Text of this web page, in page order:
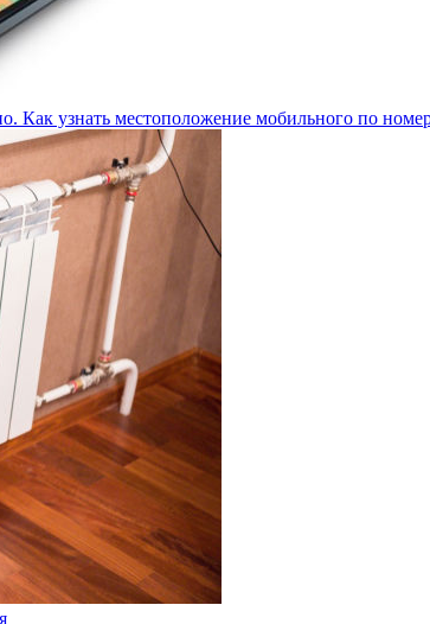
Как узнать местоположение мобильного по